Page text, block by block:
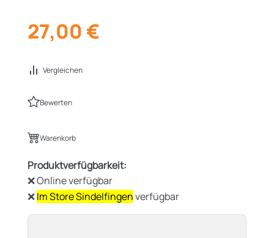
27,00 €
Vergleichen
Bewerten
Warenkorb
Produktverfügbarkeit:
❌ Online verfügbar
❌Im Store Sindelfingenverfügbar